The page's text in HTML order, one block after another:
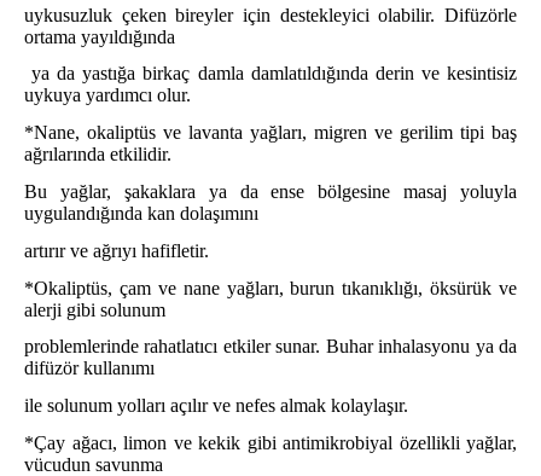
uykusuzluk çeken bireyler için destekleyici olabilir. Difüzörle
ortama yayıldığında
ya da yastığa birkaç damla damlatıldığında derin ve kesintisiz
uykuya yardımcı olur.
*Nane, okaliptüs ve lavanta yağları, migren ve gerilim tipi baş
ağrılarında etkilidir.
Bu yağlar, şakaklara ya da ense bölgesine masaj yoluyla
uygulandığında kan dolaşımını
artırır ve ağrıyı hafifletir.
*Okaliptüs, çam ve nane yağları, burun tıkanıklığı, öksürük ve
alerji gibi solunum
problemlerinde rahatlatıcı etkiler sunar. Buhar inhalasyonu ya da
difüzör kullanımı
ile solunum yolları açılır ve nefes almak kolaylaşır.
*Çay ağacı, limon ve kekik gibi antimikrobiyal özellikli yağlar,
vücudun savunma